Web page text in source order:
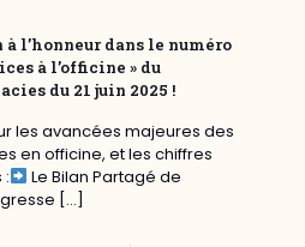
l’honneur dans le numéro
à l’officine » du
du 21 juin 2025 !
les avancées majeures des
en officine, et les chiffres
:
Le Bilan Partagé de
[…]